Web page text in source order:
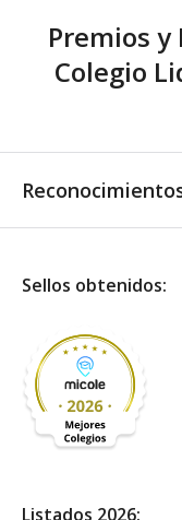
Premios
Colegio
Sellos obtenidos:
Listados 2026: